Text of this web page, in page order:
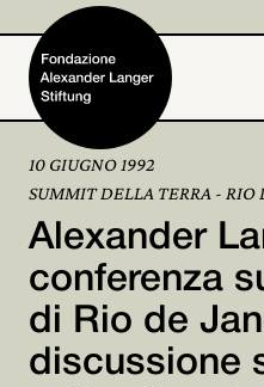
Fondazione
Attività e progetti
Alexander Langer
10 GIUGNO 1992
SUMMIT DELLA TERRA - RIO
Alexander
conferenza
di Rio de
discussione